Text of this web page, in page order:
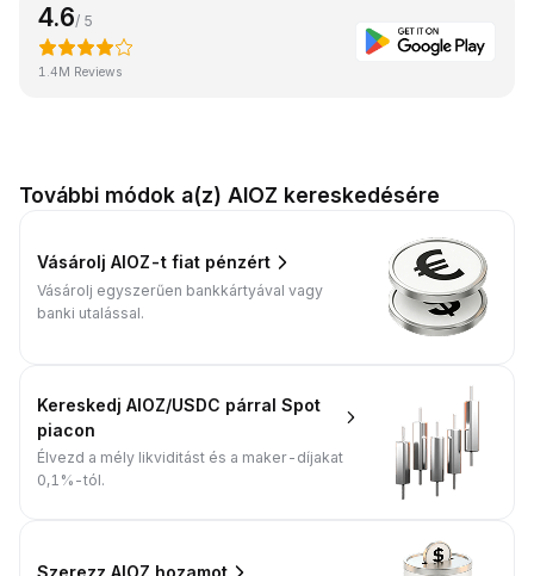
4.6/ 5
1.4M Reviews
További módok a(z) AIOZ kereskedésére
Vásárolj AIOZ-t fiat pénzért
Vásárolj egyszerűen bankkártyával vagy
banki utalással.
Kereskedj AIOZ/USDC párral Spot
piacon
Élvezd a mély likviditást és a maker-díjakat
0,1%-tól.